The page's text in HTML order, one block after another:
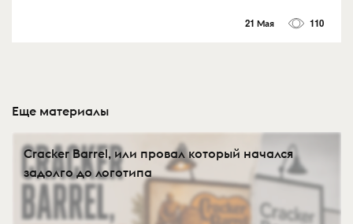
21 Мая 110
Еще материалы
Cracker Barrel, или провал который начался
задолго до логотипа